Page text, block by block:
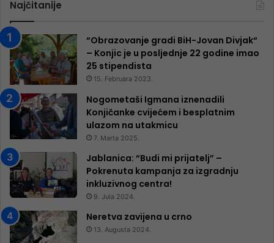
Najčitanije
“Obrazovanje gradi BiH-Jovan Divjak“
– Konjic je u posljednje 22 godine imao
25 ​​stipendista
15. Februara 2023.
Nogometaši Igmana iznenadili
Konjičanke cvijećem i besplatnim
ulazom na utakmicu
7. Marta 2025.
Jablanica: “Budi mi prijatelj” –
Pokrenuta kampanja za izgradnju
inkluzivnog centra!
9. Jula 2024.
Neretva zavijena u crno
13. Augusta 2024.